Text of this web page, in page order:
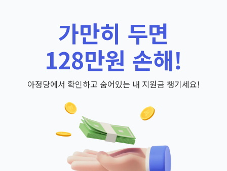
가만히 두면
128만원 손해!
아정당에서 확인하고 숨어있는 내 지원금 챙기세요!